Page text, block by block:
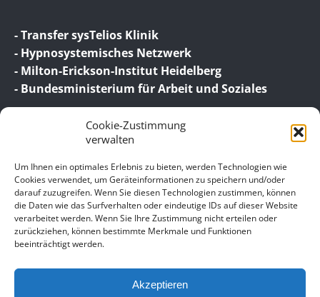
Cookie-Zustimmung
verwalten
Um Ihnen ein optimales Erlebnis zu bieten, werden Technologien wie
Cookies verwendet, um Geräteinformationen zu speichern und/oder
darauf zuzugreifen. Wenn Sie diesen Technologien zustimmen, können
die Daten wie das Surfverhalten oder eindeutige IDs auf dieser Website
verarbeitet werden. Wenn Sie Ihre Zustimmung nicht erteilen oder
zurückziehen, können bestimmte Merkmale und Funktionen
beeinträchtigt werden.
Akzeptieren
- Transfer sysTelios Klinik
- Hypnosystemisches Netzwerk
- Milton-Erickson-Institut Heidelberg
- Bundesministerium für Arbeit und Soziales
© 2026 Birgit Wagner – Coaching | Beratung |
Supervision
Datenschutz
Allgemeine Geschäftsbedingungen für meine